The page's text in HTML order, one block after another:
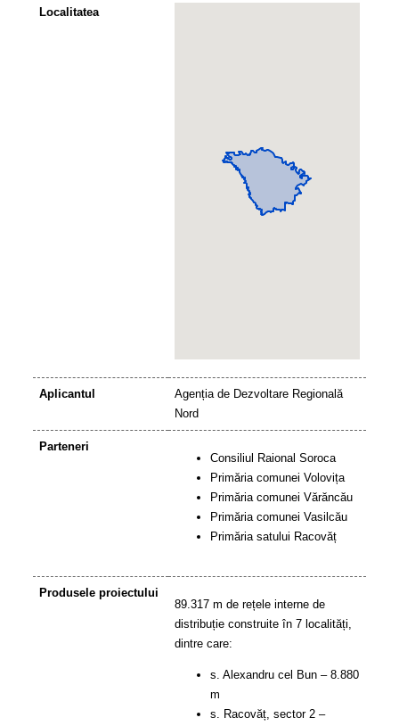
Localitatea
Aplicantul
Agenția de Dezvoltare Regională
Nord
Parteneri
Consiliul Raional Soroca
Primăria comunei Volovița
Primăria comunei Vărăncău
Primăria comunei Vasilcău
Primăria satului Racovăț
Produsele proiectului
89.317 m de rețele interne de
distribuție construite în 7 localități,
dintre care:
s. Alexandru cel Bun – 8.880
m
s. Racovăț, sector 2 –